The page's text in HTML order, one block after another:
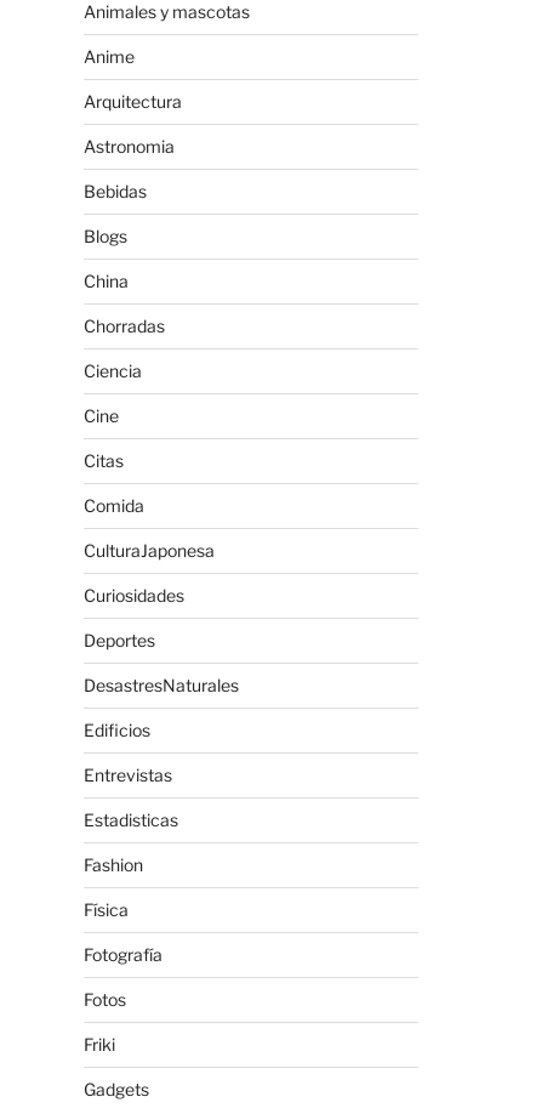
Animales y mascotas
Anime
Arquitectura
Astronomia
Bebidas
Blogs
China
Chorradas
Ciencia
Cine
Citas
Comida
CulturaJaponesa
Curiosidades
Deportes
DesastresNaturales
Edificios
Entrevistas
Estadisticas
Fashion
Física
Fotografía
Fotos
Friki
Gadgets